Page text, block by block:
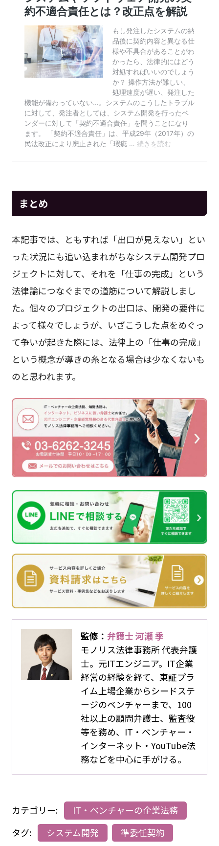
まとめ
本記事では、ともすれば「出口が見えない」とい
った状況にも追い込まれがちなシステム開発プロ
ジェクトに対して、それを「仕事の完成」という
法律論につなぐまでの道筋について解説しまし
た。個々のプロジェクトの出口は、開発の要件に
よって様々でしょうが、いざこうした点をめぐっ
て争いが起きた際には、法律上の「仕事の完成」
という概念が導きの糸となる場合は少なくないも
のと思われます。
監修：弁護士 河瀬 季
モノリス法律事務所 代表弁護
士。元ITエンジニア。IT企業
経営の経験を経て、東証プラ
イム上場企業からシードステ
ージのベンチャーまで、100
社以上の顧問弁護士、監査役
等を務め、IT・ベンチャー・
インターネット・YouTube法
務などを中心に手がける。
カテゴリー:
IT・ベンチャーの企業法務
タグ:
システム開発 準委任契約